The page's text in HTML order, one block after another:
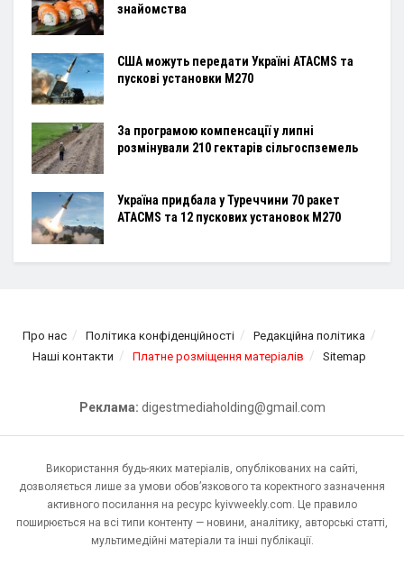
знайомства
США можуть передати Україні ATACMS та
пускові установки M270
За програмою компенсації у липні
розмінували 210 гектарів сільгоспземель
Україна придбала у Туреччини 70 ракет
ATACMS та 12 пускових установок M270
Про нас Політика конфіденційності
Редакційна політика
Наші контакти
Платне розміщення матеріалів Sitemap
Реклама: digestmediaholding@gmail.com
Використання будь-яких матеріалів, опублікованих на сайті,
дозволяється лише за умови обов’язкового та коректного зазначення
активного посилання на ресурс kyivweekly.com. Це правило
поширюється на всі типи контенту — новини, аналітику, авторські статті,
мультимедійні матеріали та інші публікації.